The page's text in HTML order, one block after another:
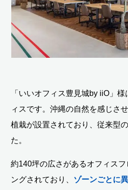
「いいオフィス豊見城by iiO」
ィスです。沖縄の自然を感じさ
植栽が設置されており、従来型
た。
約140坪の広さがあるオフィス
ングされており、 ゾーンごとに